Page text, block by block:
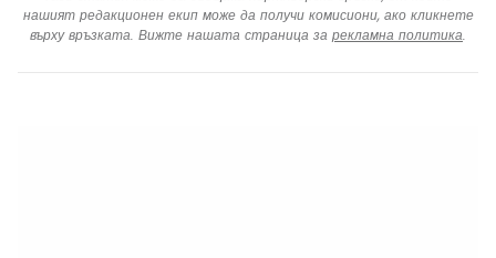
нашият редакционен екип може да получи комисиони, ако кликнете
върху връзката. Вижте нашата страница за рекламна политика.